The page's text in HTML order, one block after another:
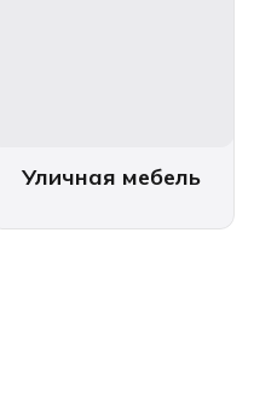
Уличная мебель